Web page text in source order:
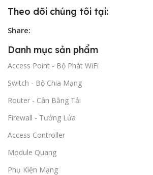
Theo dõi chúng tôi tại:
Share:
Danh mục sản phẩm
Access Point - Bộ Phát WiFi
Switch - Bộ Chia Mạng
Router - Cân Bằng Tải
Firewall - Tưởng Lửa
Access Controller
Module Quang
Phụ Kiện Mạng